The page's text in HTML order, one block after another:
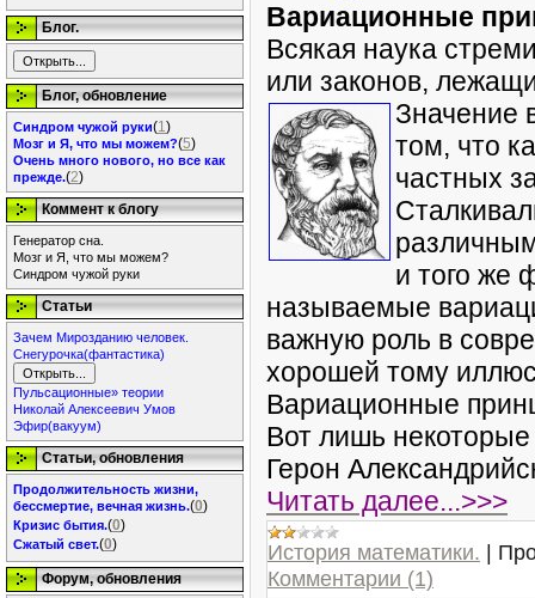
Блог.
Блог, обновление
Синдром чужой руки(1)
Мозг и Я, что мы можем?(5)
Очень много нового, но все как
прежде.(2)
Коммент к блогу
Генератор сна.
Мозг и Я, что мы можем?
Синдром чужой руки
Статьи
Зачем Мирозданию человек.
Снегурочка(фантастика)
Пульсационные» теории
Николай Алексеевич Умов
Эфир(вакуум)
Статьи, обновления
Продолжительность жизни,
бессмертие, вечная жизнь.(0)
Кризис бытия.(0)
Сжатый свет.(0)
Форум, обновления
Вариационные
Всякая наука
или законов,
Значение
том, что
частных
и того же
называемые
важную роль в
хорошей тому
Вариационные
Вот лишь
Герон
Читать далее...>>>
История математики. |
Комментарии (1)